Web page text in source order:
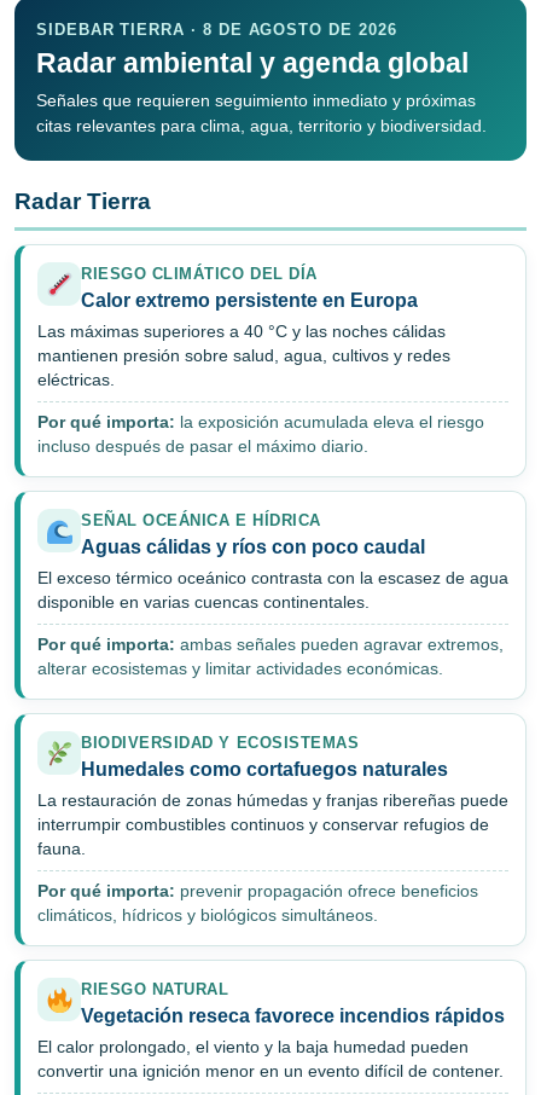
SIDEBAR TIERRA · 8 DE AGOSTO DE 2026
Radar ambiental y agenda global
Señales que requieren seguimiento inmediato y próximas
citas relevantes para clima, agua, territorio y biodiversidad.
Radar Tierra
RIESGO CLIMÁTICO DEL DÍA
Calor extremo persistente en Europa
Las máximas superiores a 40 °C y las noches cálidas
mantienen presión sobre salud, agua, cultivos y redes
eléctricas.
Por qué importa: la exposición acumulada eleva el riesgo
incluso después de pasar el máximo diario.
SEÑAL OCEÁNICA E HÍDRICA
Aguas cálidas y ríos con poco caudal
El exceso térmico oceánico contrasta con la escasez de agua
disponible en varias cuencas continentales.
Por qué importa: ambas señales pueden agravar extremos,
alterar ecosistemas y limitar actividades económicas.
BIODIVERSIDAD Y ECOSISTEMAS
Humedales como cortafuegos naturales
La restauración de zonas húmedas y franjas ribereñas puede
interrumpir combustibles continuos y conservar refugios de
fauna.
Por qué importa: prevenir propagación ofrece beneficios
climáticos, hídricos y biológicos simultáneos.
RIESGO NATURAL
Vegetación reseca favorece incendios rápidos
El calor prolongado, el viento y la baja humedad pueden
convertir una ignición menor en un evento difícil de contener.